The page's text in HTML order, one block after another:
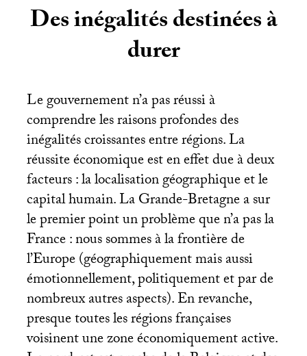
Des inégalités destinées à
durer
Le gouvernement n’a pas réussi à
comprendre les raisons profondes des
inégalités croissantes entre régions. La
réussite économique est en effet due à deux
facteurs : la localisation géographique et le
capital humain. La Grande-Bretagne a sur
le premier point un problème que n’a pas la
France : nous sommes à la frontière de
l’Europe (géographiquement mais aussi
émotionnellement, politiquement et par de
nombreux autres aspects). En revanche,
presque toutes les régions françaises
voisinent une zone économiquement active.